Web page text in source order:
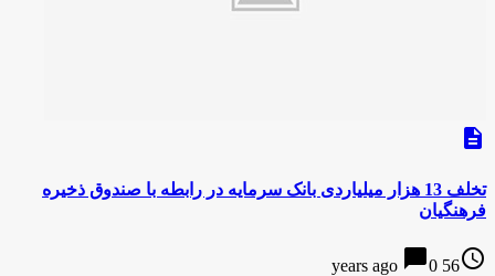
description
تخلف 13 هزار میلیاردی بانک سرمایه در رابطه با صندوق ذخیره
فرهنگیان
access_time
56 years ago
chat_bubble0